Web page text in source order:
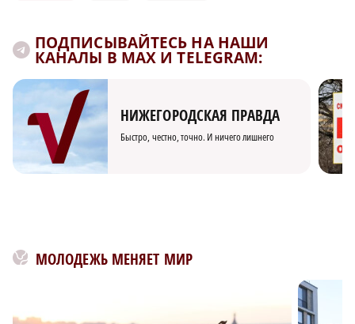
ПОДПИСЫВАЙТЕСЬ НА НАШИ
КАНАЛЫ В MAX И TELEGRAM:
НИЖЕГОРОДСКАЯ ПРАВДА
Быстро, честно, точно. И ничего лишнего
МОЛОДЕЖЬ МЕНЯЕТ МИР